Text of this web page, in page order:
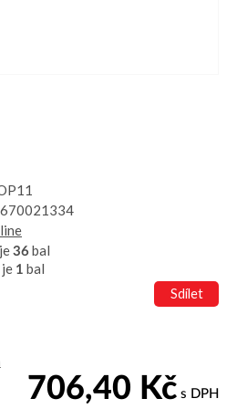
36 bal
1 bal
Sdílet
706,40 Kč s DPH